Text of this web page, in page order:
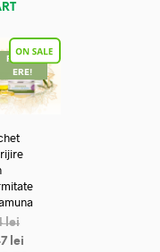
REDUC
ERE!
lei
lei